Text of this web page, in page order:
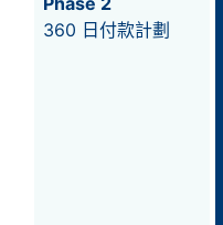
360 日付款計劃